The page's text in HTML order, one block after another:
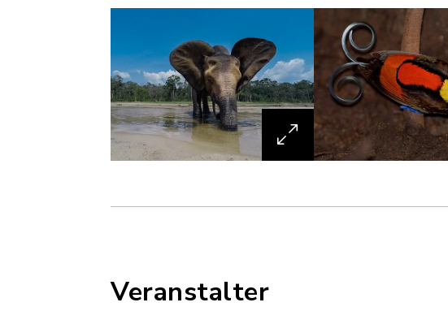
Veranstalter